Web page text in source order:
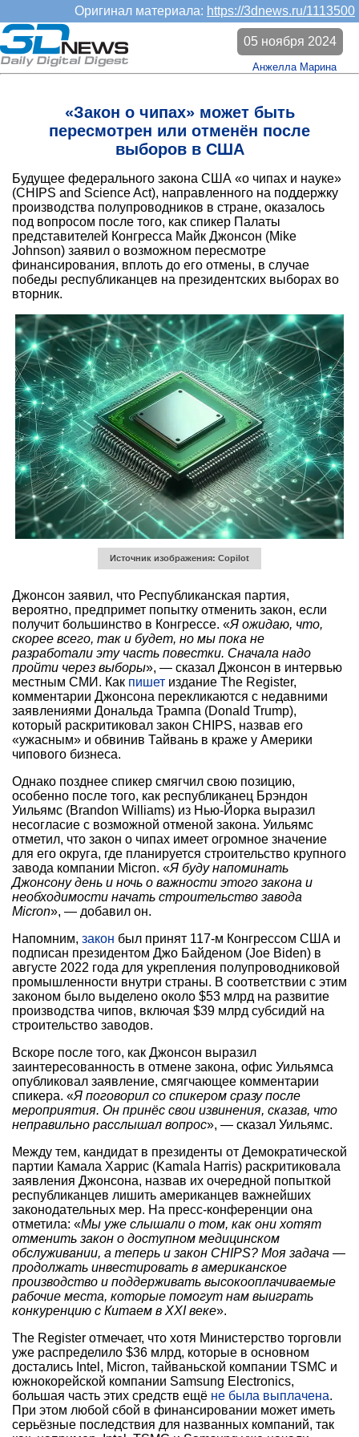
Оригинал материала: https://3dnews.ru/1113500
«Закон о чипах» может быть
пересмотрен или отменён после
выборов в США
05 ноября 2024
Анжелла Марина
Будущее федерального закона США «о чипах и науке»
(CHIPS and Science Act), направленного на поддержку
производства полупроводников в стране, оказалось
под вопросом после того, как спикер Палаты
представителей Конгресса Майк Джонсон (Mike
Johnson) заявил о возможном пересмотре
финансирования, вплоть до его отмены, в случае
победы республиканцев на президентских выборах во
вторник.
Источник изображения: Copilot
Джонсон заявил, что Республиканская партия,
вероятно, предпримет попытку отменить закон, если
получит большинство в Конгрессе. «Я ожидаю, что,
скорее всего, так и будет, но мы пока не
разработали эту часть повестки. Сначала надо
пройти через выборы», — сказал Джонсон в интервью
местным СМИ. Как пишет издание The Register,
комментарии Джонсона перекликаются с недавними
заявлениями Дональда Трампа (Donald Trump),
который раскритиковал закон CHIPS, назвав его
«ужасным» и обвинив Тайвань в краже у Америки
чипового бизнеса.
Однако позднее спикер смягчил свою позицию,
особенно после того, как республиканец Брэндон
Уильямс (Brandon Williams) из Нью-Йорка выразил
несогласие с возможной отменой закона. Уильямс
отметил, что закон о чипах имеет огромное значение
для его округа, где планируется строительство крупного
завода компании Micron. «Я буду напоминать
Джонсону день и ночь о важности этого закона и
необходимости начать строительство завода
Micron», — добавил он.
Напомним, закон был принят 117-м Конгрессом США и
подписан президентом Джо Байденом (Joe Biden) в
августе 2022 года для укрепления полупроводниковой
промышленности внутри страны. В соответствии с этим
законом было выделено около $53 млрд на развитие
производства чипов, включая $39 млрд субсидий на
строительство заводов.
Вскоре после того, как Джонсон выразил
заинтересованность в отмене закона, офис Уильямса
опубликовал заявление, смягчающее комментарии
спикера. «Я поговорил со спикером сразу после
мероприятия. Он принёс свои извинения, сказав, что
неправильно расслышал вопрос», — сказал Уильямс.
Между тем, кандидат в президенты от Демократической
партии Камала Харрис (Kamala Harris) раскритиковала
заявления Джонсона, назвав их очередной попыткой
республиканцев лишить американцев важнейших
законодательных мер. На пресс-конференции она
отметила: «Мы уже слышали о том, как они хотят
отменить закон о доступном медицинском
обслуживании, а теперь и закон CHIPS? Моя задача —
продолжать инвестировать в американское
производство и поддерживать высокооплачиваемые
рабочие места, которые помогут нам выиграть
конкуренцию с Китаем в XXI веке».
The Register отмечает, что хотя Министерство торговли
уже распределило $36 млрд, которые в основном
достались Intel, Micron, тайваньской компании TSMC и
южнокорейской компании Samsung Electronics,
большая часть этих средств ещё не была выплачена.
При этом любой сбой в финансировании может иметь
серьёзные последствия для названных компаний, так